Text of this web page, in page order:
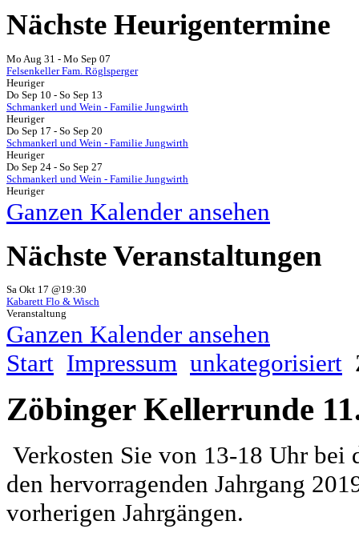
Nächste Heurigentermine
Mo Aug 31 - Mo Sep 07
Felsenkeller Fam. Röglsperger
Heuriger
Do Sep 10 - So Sep 13
Schmankerl und Wein - Familie Jungwirth
Heuriger
Do Sep 17 - So Sep 20
Schmankerl und Wein - Familie Jungwirth
Heuriger
Do Sep 24 - So Sep 27
Schmankerl und Wein - Familie Jungwirth
Heuriger
Ganzen Kalender ansehen
NächsteVeranstaltungen
Sa Okt 17 @19:30
Kabarett Flo & Wisch
Veranstaltung
Ganzen Kalender ansehen
Start Impressum unkategorisiert
Zöbinger Kellerrunde
Verkosten Sie von 13-18 Uhr
den hervorragenden Jahrgang
vorherigen Jahrgängen.